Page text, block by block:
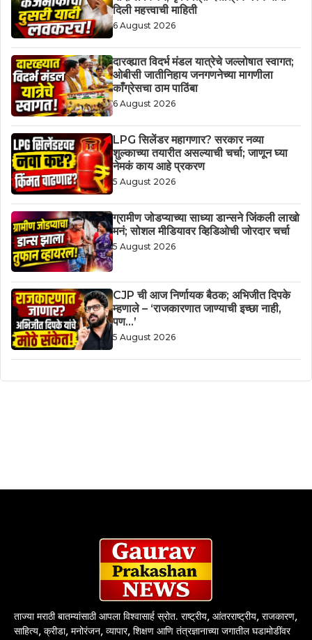
दिली महत्त्वाची माहिती
6 August 2026
दारव्ह्यात विदर्भ मंडल यात्रेचे जल्लोषात स्वागत;
ओबीसी जातीनिहाय जनगणनेच्या मागणीला
काँग्रेसचा ठाम पाठिंबा
6 August 2026
LPG सिलेंडर महागणार? सरकार नव्या
शुल्काच्या तयारीत असल्याची चर्चा; जाणून घ्या
नेमकं काय आहे प्रकरण
5 August 2026
ग्रामीण जोडप्याच्या साध्या डान्सने जिंकली लाखो
मनं; सोशल मीडियावर व्हिडिओची जोरदार चर्चा
5 August 2026
CJP ची आज निर्णायक बैठक; अभिजीत दिपके
म्हणाले – ‘राजकारणात जाण्याची इच्छा नाही,
पण…’
5 August 2026
ताज्या मराठी बातम्यांसाठी आपला विश्वासार्ह स्रोत. राष्ट्रीय, आंतरराष्ट्रीय, राजकारण,
साहित्य, क्रीडा, मनोरंजन, व्यापार, शिक्षण आणि तंत्रज्ञानाच्या जगातील घडामोडींवर